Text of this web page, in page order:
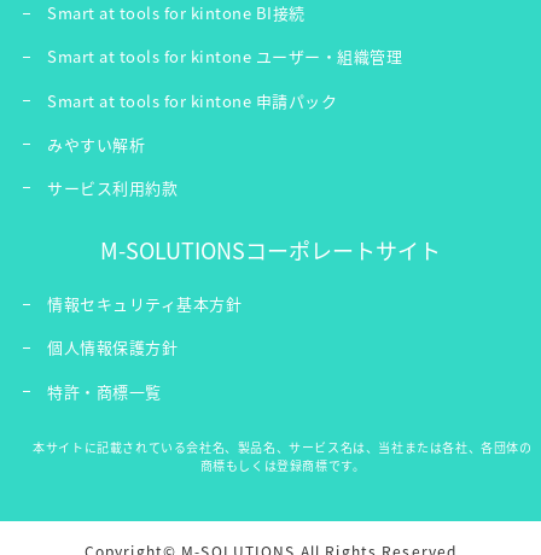
Smart at tools for kintone BI接続
Smart at tools for kintone ユーザー・組織管理
Smart at tools for kintone 申請パック
みやすい解析
サービス利用約款
M-SOLUTIONSコーポレートサイト
情報セキュリティ基本方針
個人情報保護方針
特許・商標一覧
本サイトに記載されている会社名、製品名、サービス名は、当社または各社、各団体の
商標もしくは登録商標です。